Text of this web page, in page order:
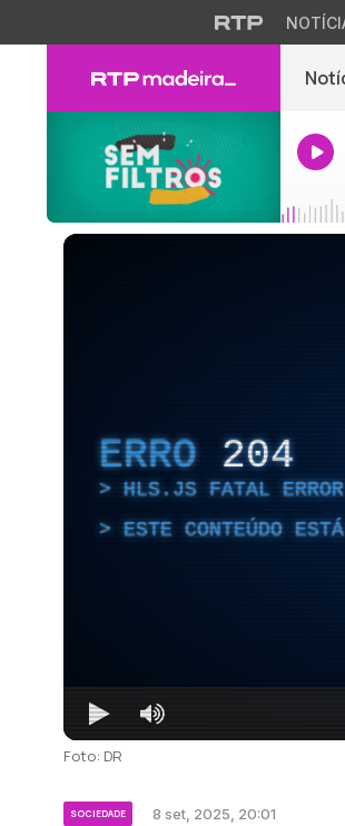
ERRO 204
HLS.JS FATAL
ESTE CONTEÚDO
Foto: DR
SOCIEDADE 8 set, 2025, 20:01